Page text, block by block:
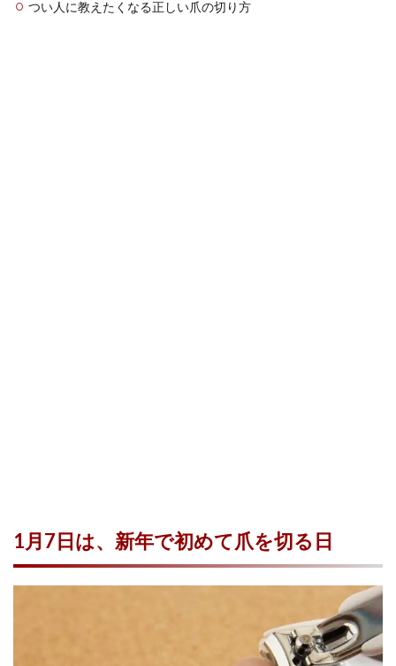
つい人に教えたくなる正しい爪の切り方
1月7日は、新年で初めて爪を切る日